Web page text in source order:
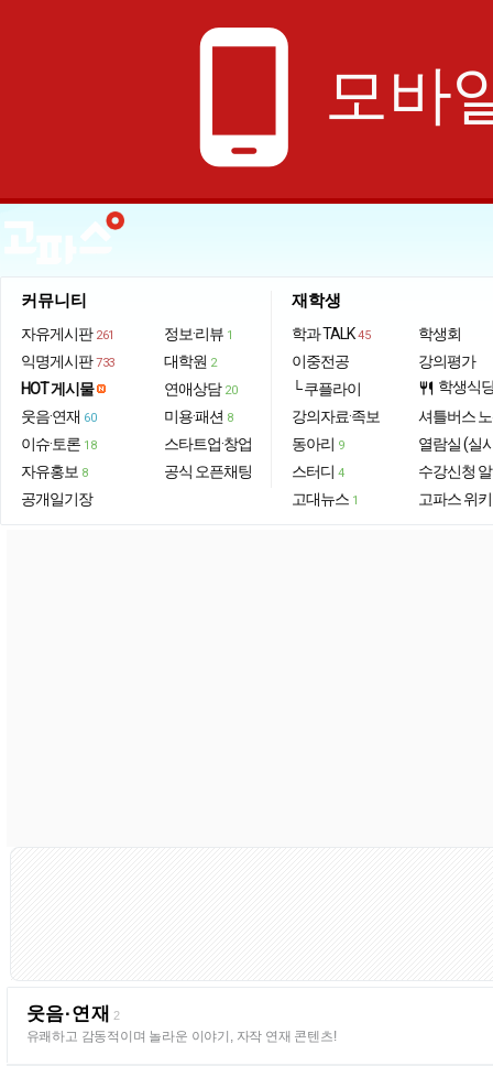
phone_android 모바
커뮤니티
자유게시판 261
익명게시판 733
HOT 게시물
웃음·연재 60
이슈·토론 18
자유홍보 8
공개일기장
정보·리뷰 1
대학원 2
연애상담 20
미용·패션 8
스타트업·창업
공식 오픈채팅
재학생
학과 TALK 45
이중전공
└ 쿠플라이
강의자료·족보
동아리 9
스터디 4
고대뉴스 1
학생회
강의평가
restaurant 학생식
셔틀버스
열람실 (실
수강신청
고파스 위키
웃음·연재 2
유쾌하고 감동적이며 놀라운 이야기, 자작 연재 콘텐츠!